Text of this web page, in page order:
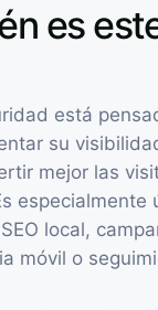
es
está
su
mejor las
especialmente
local,
móvil o